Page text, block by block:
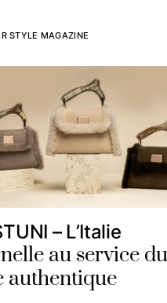
STYLE MAGAZINE
– L’Italie
au service du
authentique